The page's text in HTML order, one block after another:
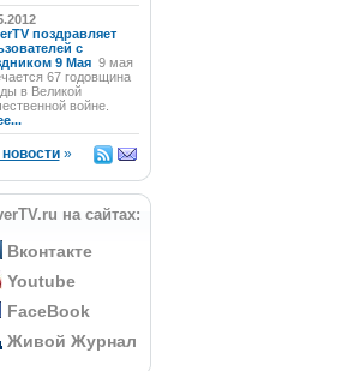
поздравляет
с
9 Мая 9 мая
67 годовщина
в Великой
войне.
»
на сайтах:
Вконтакте
Youtube
FaceBook
Живой Журнал